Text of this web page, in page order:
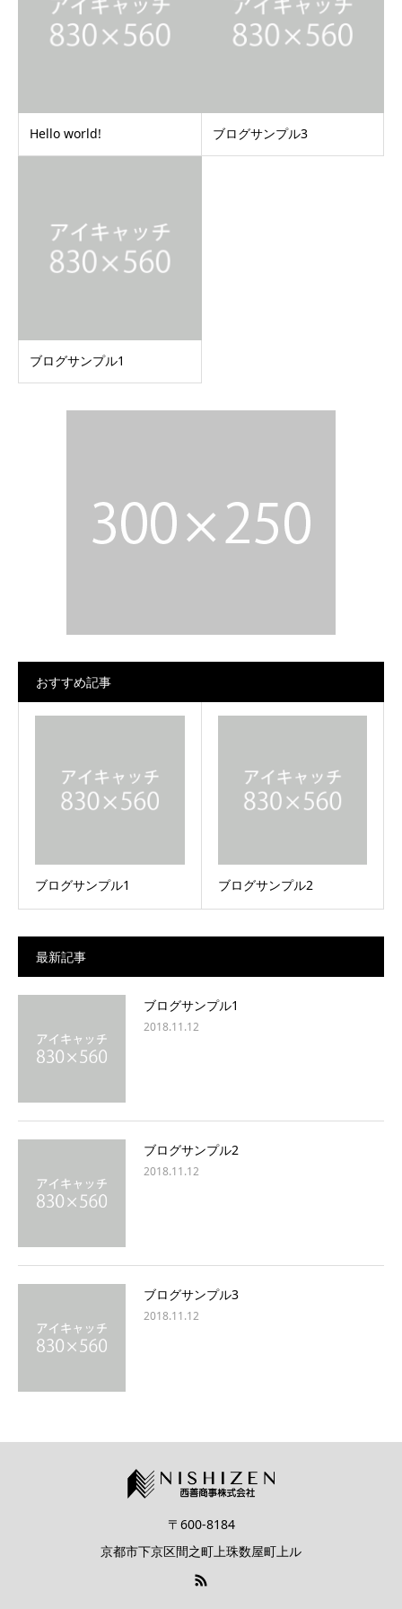
Hello world! ブログサンプル3
ブログサンプル1
おすすめ記事
ブログサンプル1 ブログサンプル2
最新記事
ブログサンプル1
2018.11.12
ブログサンプル2
2018.11.12
ブログサンプル3
2018.11.12
〒600-8184
京都市下京区間之町上珠数屋町上ル